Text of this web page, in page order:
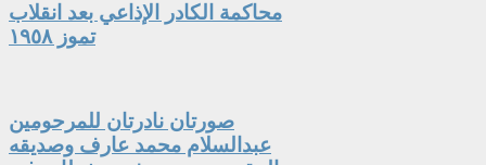
محاكمة الكادر الإذاعي بعد انقلاب
تموز ١٩٥٨
صورتان نادرتان للمرحومين
عبدالسلام محمد عارف وصديقه